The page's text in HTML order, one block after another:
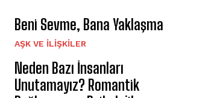
Beni Sevme, Bana Yaklaşma
AŞK VE İLIŞKILER
Neden Bazı İnsanları
Unutamayız? Romantik